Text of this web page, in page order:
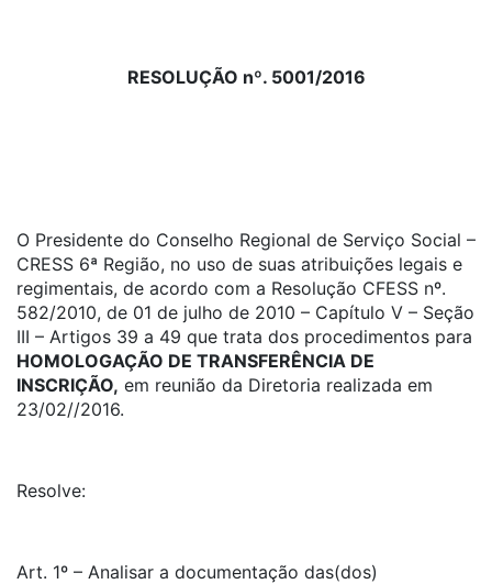
RESOLUÇÃO nº. 5001/2016
O Presidente do Conselho Regional de Serviço Social –
CRESS 6ª Região, no uso de suas atribuições legais e
regimentais, de acordo com a Resolução CFESS nº.
582/2010, de 01 de julho de 2010 – Capítulo V – Seção
III – Artigos 39 a 49 que trata dos procedimentos para
HOMOLOGAÇÃO DE TRANSFERÊNCIA DE
INSCRIÇÃO, em reunião da Diretoria realizada em
23/02//2016.
Resolve:
Art. 1º – Analisar a documentação das(dos)